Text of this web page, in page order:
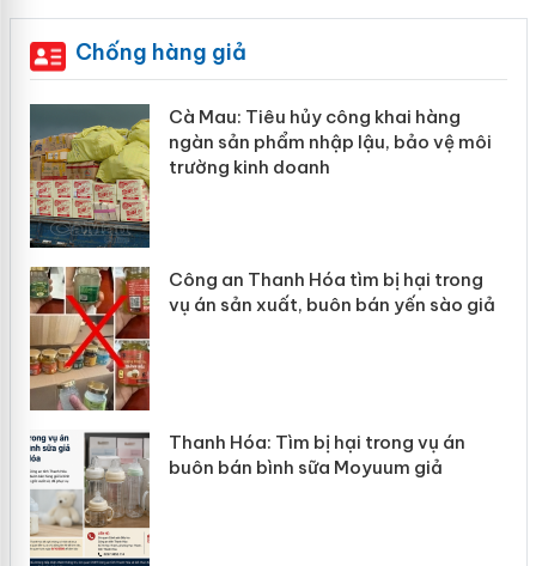
Chống hàng giả
bảo vệ môi
bị hại trong
yến sào giả
vụ án
giả
Khẩn trương xác minh, xử lý
Slimaura Care x3 sử dụng
giả mạo
Lào Cai xử lý 83 vụ vi phạm
mại trong tháng 7
Hưng Yên: Xử lý 6 hộ kinh
hàng giả mạo nhãn hiệu